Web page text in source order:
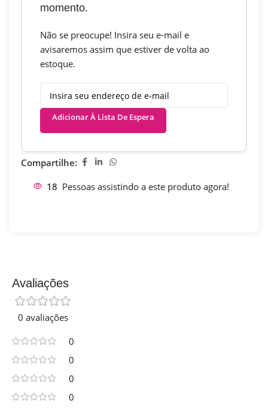
momento.
Não se preocupe! Insira seu e-mail e
avisaremos assim que estiver de volta ao
estoque.
Adicionar À Lista De Espera
Compartilhe:
18 Pessoas assistindo a este produto agora!
Avaliações
0 avaliações
0
0
0
0